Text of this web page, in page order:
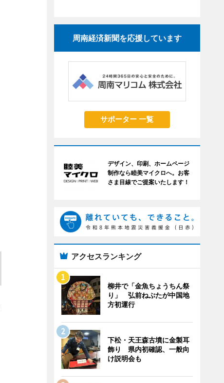
周南経済新聞を応援しています
サポーター 一覧
デザイン、印刷、ホームページ
制作なら睦美マイクロへ。お客
さま目線でご提案いたします！
アクセスランキング
柳井で「金魚ちょうちん祭
り」 弘前ねぷたが中国地
方初運行
下松・天王森古墳に金製耳
飾り 県内初確認、一般向
け説明会も